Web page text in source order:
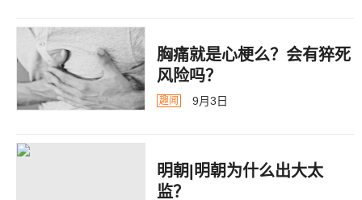
胸痛就是心梗么？会有猝死
风险吗？
趣闻 9月3日
明朝|明朝为什么出大太
监？ ​​​